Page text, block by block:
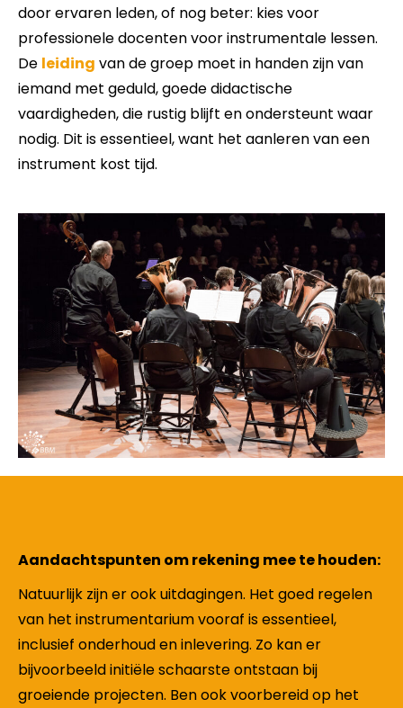
door ervaren leden, of nog beter: kies voor
professionele docenten voor instrumentale lessen.
De leiding van de groep moet in handen zijn van
iemand met geduld, goede didactische
vaardigheden, die rustig blijft en ondersteunt waar
nodig. Dit is essentieel, want het aanleren van een
instrument kost tijd.
Aandachtspunten om rekening mee te houden:
Natuurlijk zijn er ook uitdagingen. Het goed regelen
van het instrumentarium vooraf is essentieel,
inclusief onderhoud en inlevering. Zo kan er
bijvoorbeeld initiële schaarste ontstaan bij
groeiende projecten. Ben ook voorbereid op het